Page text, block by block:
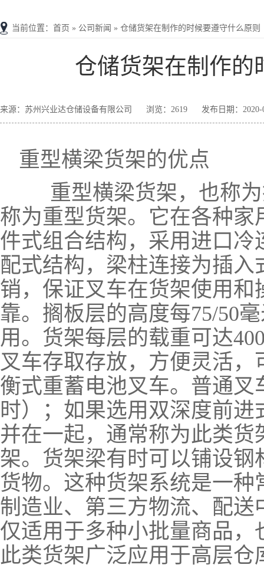
当前位置 ： 首页 » 公司新闻 » 仓储货架在制作的时候要遵守什么原则
仓储货架在制作的
来源：苏州兴业达仓储设备有限公司 浏览：2619 发布日期：2020-
重型横梁货架的优点
重型横梁货架，也称为
称为重型货架。它在各种
件式组合结构，采用进口
配式结构，梁柱连接为插
销，保证叉车在货架使用
靠。搁板层的高度每75/50
用。货架每层的载重可达
叉车存取存放，方便灵活
衡式重蓄电池叉车。普通
时）；如果选用双深度前
并在一起，通常称为此类
架。货架梁有时可以铺设
货物。这种货架系统是一
制造业、第三方物流、配
仅适用于多种小批量商品
此类货架广泛应用于高层